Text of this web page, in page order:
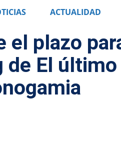
ACTUALIDAD
el plazo
El